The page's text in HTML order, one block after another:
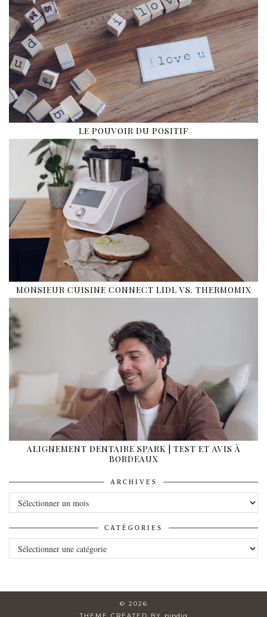
LE POUVOIR DU POSITIF
MONSIEUR CUISINE CONNECT LIDL VS. THERMOMIX
ALIGNEMENT DENTAIRE SPARK | TEST ET AVIS À
BORDEAUX
ARCHIVES
ARCHIVES
CATÉGORIES
CATÉGORIES
© 2026
THEME CREATED BY
pipdig